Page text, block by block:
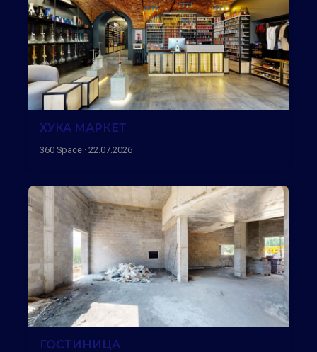
ХУКА МАРКЕТ
360 Space · 22.07.2026
ГОСТИНИЦА